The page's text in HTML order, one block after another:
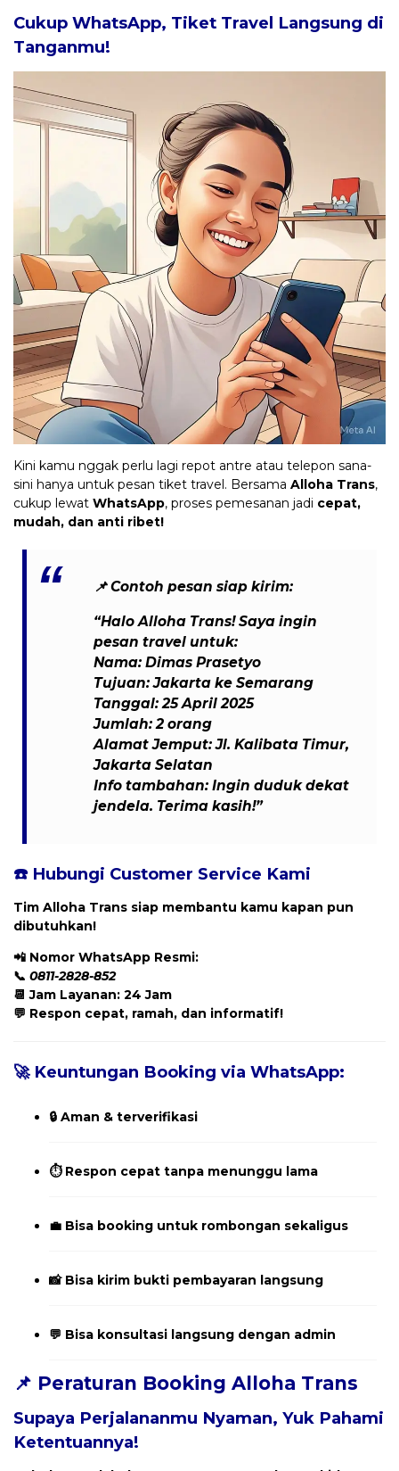
Cukup WhatsApp, Tiket Travel Langsung di
Tanganmu!
Kini kamu nggak perlu lagi repot antre atau telepon sana-
sini hanya untuk pesan tiket travel. Bersama Alloha Trans,
cukup lewat WhatsApp, proses pemesanan jadi cepat,
mudah, dan anti ribet!
📌Contoh pesan siap kirim:
“Halo Alloha Trans! Saya ingin
pesan travel untuk:
Nama: Dimas Prasetyo
Tujuan: Jakarta ke Semarang
Tanggal: 25 April 2025
Jumlah: 2 orang
Alamat Jemput: Jl. Kalibata Timur,
Jakarta Selatan
Info tambahan: Ingin duduk dekat
jendela. Terima kasih!”
☎️ Hubungi Customer Service Kami
Tim Alloha Trans siap membantu kamu kapan pun
dibutuhkan!
📲 Nomor WhatsApp Resmi:
📞 0811-2828-852
📆 Jam Layanan: 24 Jam
💬 Respon cepat, ramah, dan informatif!
🚀 Keuntungan Booking via WhatsApp:
🔒 Aman & terverifikasi
⏱️ Respon cepat tanpa menunggu lama
💼 Bisa booking untuk rombongan sekaligus
📸 Bisa kirim bukti pembayaran langsung
💬 Bisa konsultasi langsung dengan admin
📌 Peraturan Booking Alloha Trans
Supaya Perjalananmu Nyaman, Yuk Pahami
Ketentuannya!